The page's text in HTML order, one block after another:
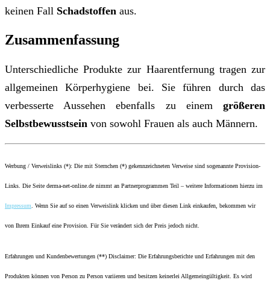
keinen Fall Schadstoffen aus.
Zusammenfassung
Unterschiedliche Produkte zur Haarentfernung tragen zur
allgemeinen Körperhygiene bei. Sie führen durch das
verbesserte Aussehen ebenfalls zu einem größeren
Selbstbewusstsein von sowohl Frauen als auch Männern.
Werbung / Verweislinks (*): Die mit Sternchen (*) gekennzeichneten Verweise sind sogenannte Provision-
Links. Die Seite derma-net-online.de nimmt an Partnerprogrammen Teil – weitere Informationen hierzu im
Impressum . Wenn Sie auf so einen Verweislink klicken und über diesen Link einkaufen, bekommen wir
von Ihrem Einkauf eine Provision. Für Sie verändert sich der Preis jedoch nicht.
Erfahrungen und Kundenbewertungen (**) Disclaimer: Die Erfahrungsberichte und Erfahrungen mit den
Produkten können von Person zu Person variieren und besitzen keinerlei Allgemeingültigkeit. Es wird